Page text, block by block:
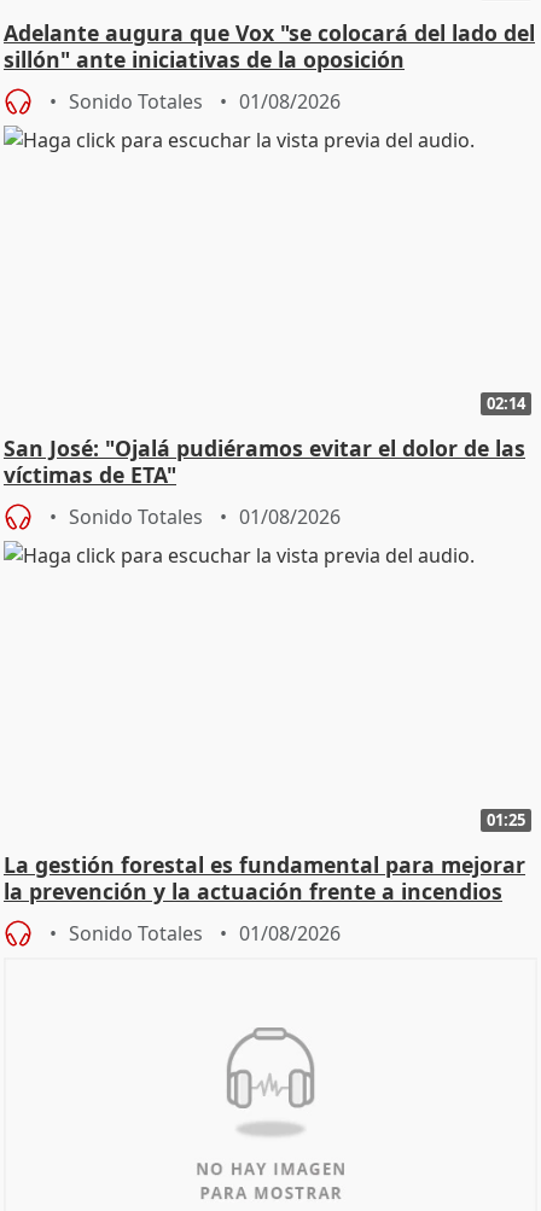
Adelante augura que Vox "se colocará del lado del
sillón" ante iniciativas de la oposición
Sonido Totales 01/08/2026
02:14
San José: "Ojalá pudiéramos evitar el dolor de las
víctimas de ETA"
Sonido Totales 01/08/2026
01:25
La gestión forestal es fundamental para mejorar
la prevención y la actuación frente a incendios
Sonido Totales 01/08/2026